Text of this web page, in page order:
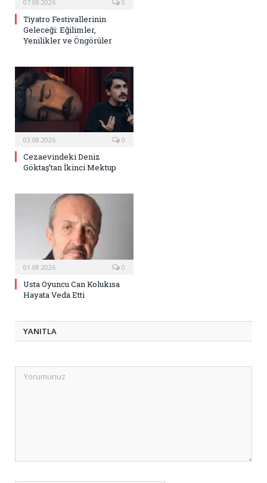
07.08.2026 0
Tiyatro Festivallerinin
Geleceği: Eğilimler,
Yenilikler ve Öngörüler
03.08.2026 0
Cezaevindeki Deniz
Göktaş’tan İkinci Mektup
01.08.2026 0
Usta Oyuncu Can Kolukısa
Hayata Veda Etti
YANITLA